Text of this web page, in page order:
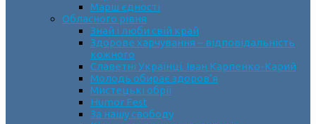
Марш єдності
Обласного рівня
Знай і люби свій край
Здорове харчування – відповідальність
кожного
Славетні Українці. Іван Карпенко-Карий
Молодь обирає здоров’я
Мистецькі обрії
Humor Fest
За нашу свободу